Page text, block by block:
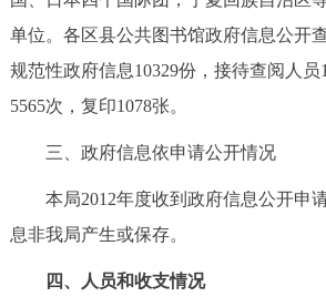
单位。各区县公共图书馆政府信息公开
规范性政府信息10329份，接待查阅人员
5565次，复印1078张。
三、政府信息依申请公开情况
本局2012年度收到政府信息公开申
息非我局产生或保存。
四、人员和收支情况